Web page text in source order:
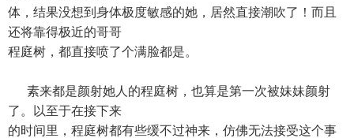
体，结果没想到身体极度敏感的她，居然直接潮吹了！而且
还将靠得极近的哥哥
程庭树，都直接喷了个满脸都是。
素来都是颜射她人的程庭树，也算是第一次被妹妹颜射
了。以至于在接下来
的时间里，程庭树都有些缓不过神来，仿佛无法接受这个事